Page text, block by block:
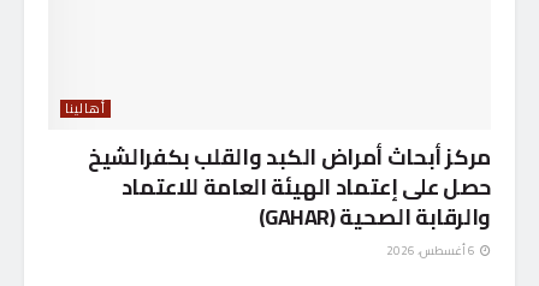
أهالينا
مركز أبحاث أمراض الكبد والقلب بكفرالشيخ
حصل على إعتماد الهيئة العامة للاعتماد
والرقابة الصحية (GAHAR)